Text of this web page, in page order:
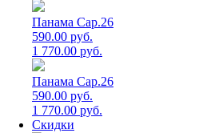
Панама Cap.26
590.00 руб.
1 770.00 руб.
Панама Cap.26
590.00 руб.
1 770.00 руб.
Скидки